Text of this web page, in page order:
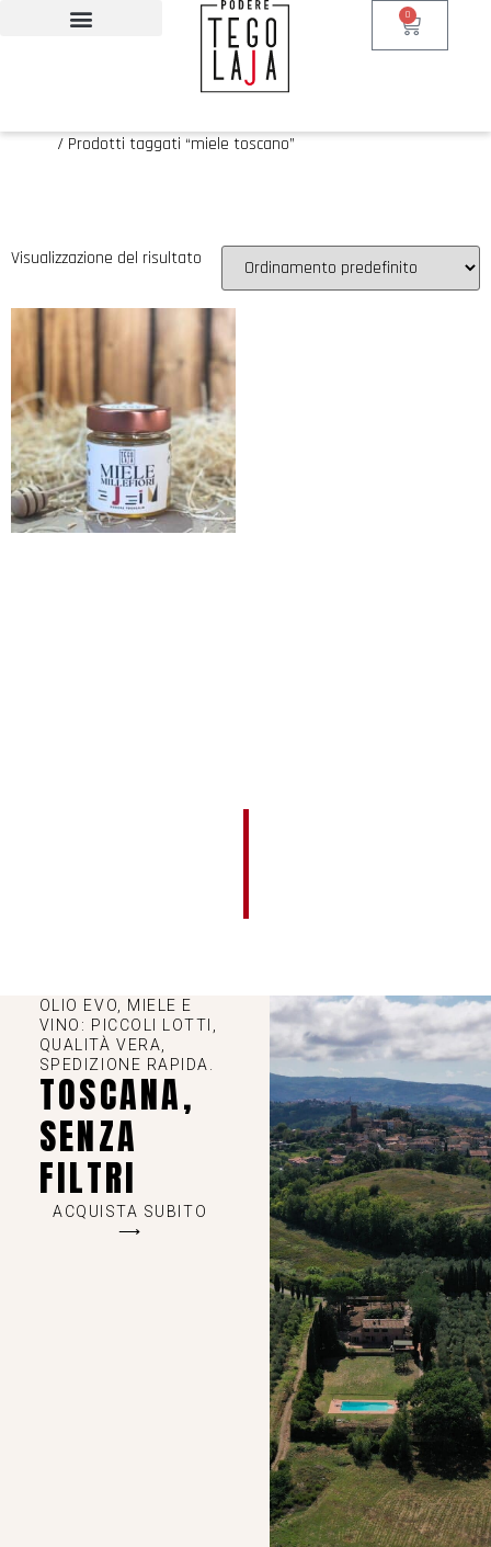
0
/ Prodotti taggati “miele toscano”
Visualizzazione del risultato
OLIO EVO, MIELE E
VINO: PICCOLI LOTTI,
QUALITÀ VERA,
SPEDIZIONE RAPIDA.
TOSCANA,
SENZA
FILTRI
ACQUISTA SUBITO
⟶